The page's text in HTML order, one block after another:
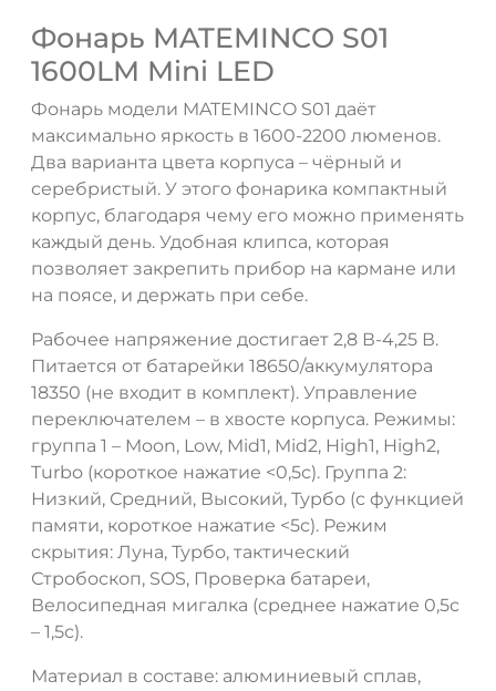
Фонарь MATEMINCO S01
1600LM Mini LED
Фонарь модели MATEMINCO S01 даёт
максимально яркость в 1600-2200 люменов.
Два варианта цвета корпуса – чёрный и
серебристый. У этого фонарика компактный
корпус, благодаря чему его можно применять
каждый день. Удобная клипса, которая
позволяет закрепить прибор на кармане или
на поясе, и держать при себе.
Рабочее напряжение достигает 2,8 В-4,25 В.
Питается от батарейки 18650/аккумулятора
18350 (не входит в комплект). Управление
переключателем – в хвосте корпуса. Режимы:
группа 1 – Moon, Low, Mid1, Mid2, High1, High2,
Turbo (короткое нажатие <0,5с). Группа 2:
Низкий, Средний, Высокий, Турбо (с функцией
памяти, короткое нажатие <5с). Режим
скрытия: Луна, Турбо, тактический
Стробоскоп, SOS, Проверка батареи,
Велосипедная мигалка (среднее нажатие 0,5с
– 1,5с).
Материал в составе: алюминиевый сплав,
ДА НЕТ